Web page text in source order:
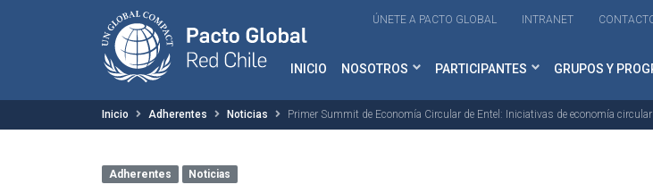
ÚNETE A PACTO GLOBAL INTRANET
INICIO NOSOTROS PARTICIPANTES GRUPOS Y
Inicio Adherentes Noticias Primer Summit de Economía Circular de Entel: Iniciativas de economía
Adherentes Noticias